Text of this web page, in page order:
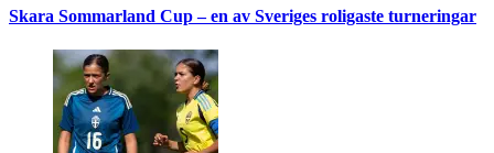
Skara Sommarland Cup – en av Sveriges roligaste turneringar